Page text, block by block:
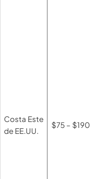
Costa Este
de EE.UU.
$75 – $190